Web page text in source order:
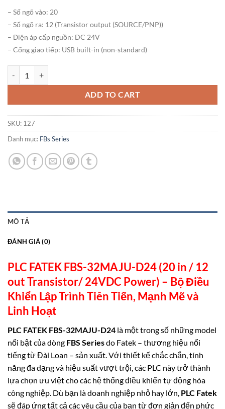
– Số ngõ vào: 20
– Số ngõ ra: 12 (Transistor output (SOURCE/PNP))
– Điện áp cấp nguồn: DC 24V
– Cổng giao tiếp: USB built-in (non-standard)
ADD TO CART
SKU: 127
Danh mục: FBs Series
MÔ TẢ
ĐÁNH GIÁ (0)
PLC FATEK FBS-32MAJU-D24 (20 in / 12
out Transistor/ 24VDC Power) – Bộ Điều
Khiển Lập Trình Tiên Tiến, Mạnh Mẽ và
Linh Hoạt
PLC FATEK FBS-32MAJU-D24 là một trong số những model
nổi bật của dòng FBS Seriesdo Fatek – thương hiệu nổi
tiếng từ Đài Loan – sản xuất. Với thiết kế chắc chắn, tính
năng đa dạng và hiệu suất vượt trội, các PLC này trở thành
lựa chọn ưu việt cho các hệ thống điều khiển tự động hóa
công nghiệp. Dù bạn là doanh nghiệp nhỏ hay lớn, PLC Fatek
sẽ đáp ứng tất cả các yêu cầu của bạn từ đơn giản đến phức